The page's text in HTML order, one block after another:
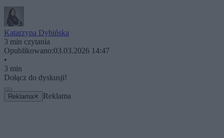
Katarzyna Dybińska
3 min czytania
Opublikowano:03.03.2026 14:47
•
3 min
Dołącz do dyskusji!
Reklama ✕ Reklama